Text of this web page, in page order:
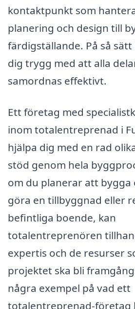
kontaktpunkt som
planering och design till
färdigställande. På så sätt
dig trygg med att alla
samordnas effektivt.
Ett företag med
inom totalentreprenad i
hjälpa dig med en rad
stöd genom hela
om du planerar att bygga
göra en tillbyggnad eller
befintliga boende, kan
totalentreprenören
expertis och de resurser
projektet ska bli
några exempel på vad ett
totalentreprenad-företag